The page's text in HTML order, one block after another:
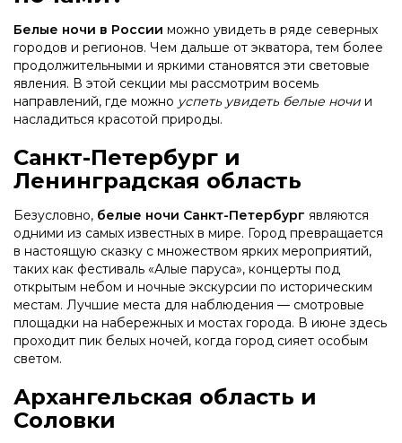
Белые ночи в России можно увидеть в ряде северных
городов и регионов. Чем дальше от экватора, тем более
продолжительными и яркими становятся эти световые
явления. В этой секции мы рассмотрим восемь
направлений, где можно успеть увидеть белые ночи и
насладиться красотой природы.
Санкт-Петербург и
Ленинградская область
Безусловно, белые ночи Санкт-Петербург являются
одними из самых известных в мире. Город превращается
в настоящую сказку с множеством ярких мероприятий,
таких как фестиваль «Алые паруса», концерты под
открытым небом и ночные экскурсии по историческим
местам. Лучшие места для наблюдения — смотровые
площадки на набережных и мостах города. В июне здесь
проходит пик белых ночей, когда город сияет особым
светом.
Архангельская область и
Соловки